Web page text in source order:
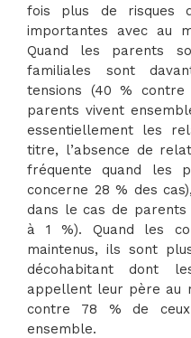
fois plus de risques
importantes avec au
Quand les parents
familiales sont
tensions (40 %
parents vivent
essentiellement les
titre, l’absence de
fréquente quand les
concerne 28 % des
dans le cas de parents
à 1 %). Quand les
maintenus, ils sont
décohabitant dont
appellent leur père au
contre 78 % de
ensemble.